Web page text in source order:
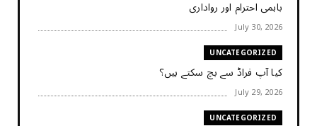
باہمی احترام اور رواداری
July 30, 2026
UNCATEGORIZED
کیا آپ فراڈ سے بچ سکتے ہیں؟
July 29, 2026
UNCATEGORIZED